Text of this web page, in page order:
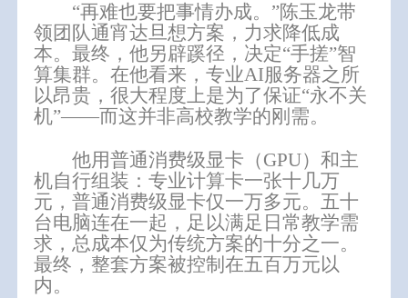
“再难也要把事情办成。”陈玉龙带
领团队通宵达旦想方案，力求降低成
本。最终，他另辟蹊径，决定“手搓”智
算集群。在他看来，专业AI服务器之所
以昂贵，很大程度上是为了保证“永不关
机”——而这并非高校教学的刚需。
他用普通消费级显卡 （GPU）和主
机自行组装：专业计算卡一张十几万
元，普通消费级显卡仅一万多元。五十
台电脑连在一起，足以满足日常教学需
求，总成本仅为传统方案的十分之一。
最终，整套方案被控制在五百万元以
内。